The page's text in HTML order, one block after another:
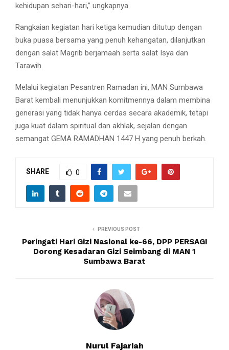
kehidupan sehari-hari,” ungkapnya.
Rangkaian kegiatan hari ketiga kemudian ditutup dengan
buka puasa bersama yang penuh kehangatan, dilanjutkan
dengan salat Magrib berjamaah serta salat Isya dan
Tarawih.
Melalui kegiatan Pesantren Ramadan ini, MAN Sumbawa
Barat kembali menunjukkan komitmennya dalam membina
generasi yang tidak hanya cerdas secara akademik, tetapi
juga kuat dalam spiritual dan akhlak, sejalan dengan
semangat GEMA RAMADHAN 1447 H yang penuh berkah.
SHARE 0
PREVIOUS POST
Peringati Hari Gizi Nasional ke-66, DPP PERSAGI
Dorong Kesadaran Gizi Seimbang di MAN 1
Sumbawa Barat
Nurul Fajariah